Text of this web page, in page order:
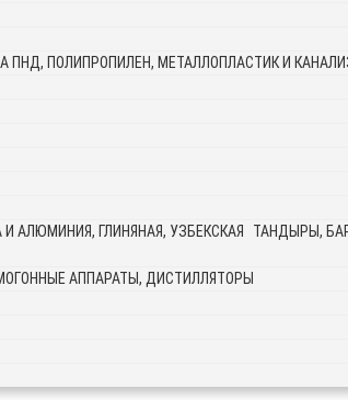
ПНД, ПОЛИПРОПИЛЕН, МЕТАЛЛОПЛАСТИК И
ТАНДЫРЫ,
АППАРАТЫ, ДИСТИЛЛЯТОРЫ